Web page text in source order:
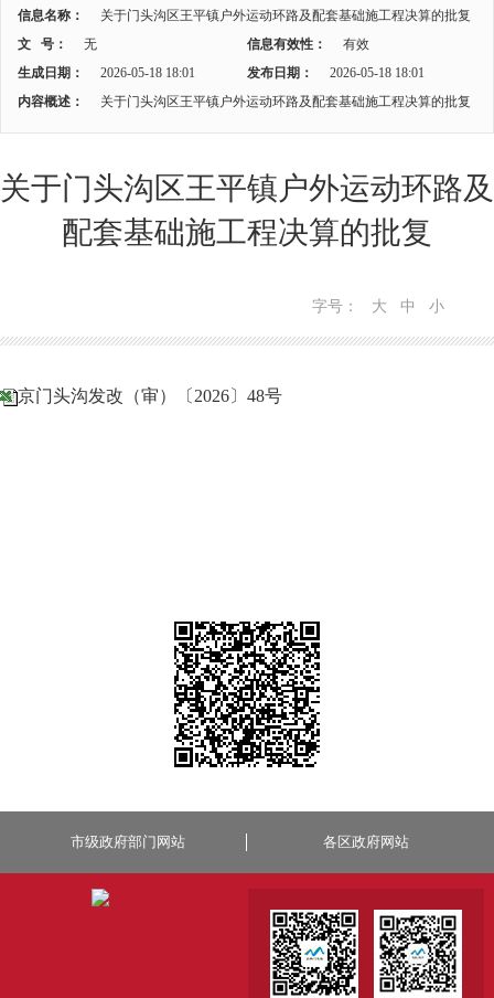
信息名称：
关于门头沟区王平镇户外运动环路及配套基础施工程决算的批复
文 号：
无 信息有效性：
有效
生成日期：
2026-05-18 18:01 发布日期：
2026-05-18 18:01
内容概述：
关于门头沟区王平镇户外运动环路及配套基础施工程决算的批复
关于门头沟区王平镇户外运动环路及
配套基础施工程决算的批复
字号： 大 中 小
京门头沟发改（审）〔2026〕48号
市级政府部门网站 各区政府网站